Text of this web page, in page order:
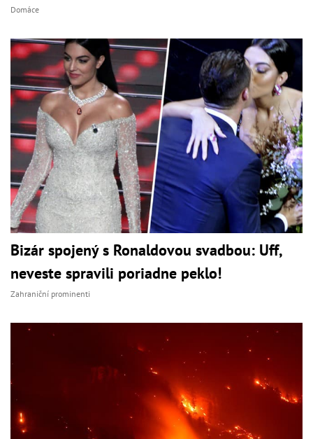
Domáce
Bizár spojený s Ronaldovou svadbou: Uff,
neveste spravili poriadne peklo!
Zahraniční prominenti